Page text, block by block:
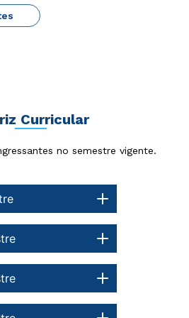
Curricular
no semestre vigente.